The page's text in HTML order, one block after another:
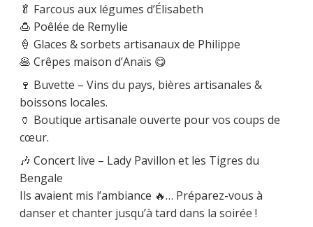
🥬 Farcous aux légumes d’Élisabeth
🍮 Poêlée de Remylie
🍦 Glaces & sorbets artisanaux de Philippe
🥞 Crêpes maison d’Anaïs 😋
🍷 Buvette – Vins du pays, bières artisanales &
boissons locales.
🏺 Boutique artisanale ouverte pour vos coups de
cœur.
🎶 Concert live – Lady Pavillon et les Tigres du
Bengale
Ils avaient mis l’ambiance 🔥… Préparez-vous à
danser et chanter jusqu’à tard dans la soirée !